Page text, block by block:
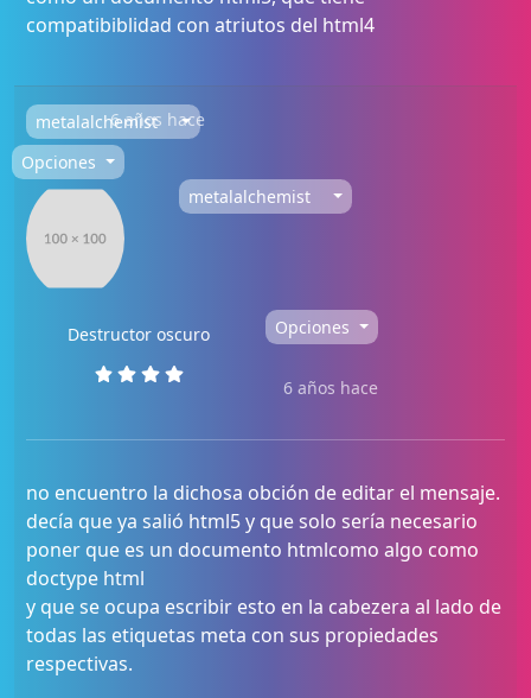
compatibiblidad con atriutos del html4
metalalchemist6 años hace
Opciones
metalalchemist
Destructor oscuro Opciones
6 años hace
no encuentro la dichosa obción de editar el mensaje.
decía que ya salió html5 y que solo sería necesario
poner que es un documento htmlcomo algo como
doctype html
y que se ocupa escribir esto en la cabezera al lado de
todas las etiquetas meta con sus propiedades
respectivas.